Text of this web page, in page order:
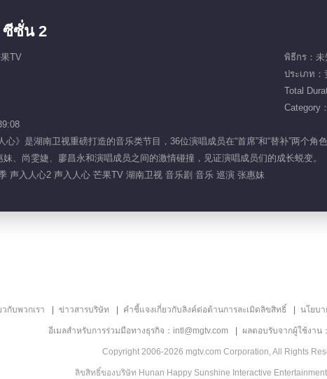
ซีซั่น 2
TV
พิธีกร：未
ประเภท：
Total
Category
》是湖南卫视重磅打造的音乐类节目，36位演唱成员在“首席”和“替补”两个
、尚雯婕、廖昌永和演唱成员之间的激情碰撞，见证演唱成员们的成长蜕变。
声入人心2 声入人心 芒果TV 湖南卫视 音乐剧 音乐 巡演 张惠妹
วกับพวกเรา ข่าวสารบริษัท คำชี้แจงเกี่ยวกับลิงค์ต่อต้านการละเมิดลิขสิทธิ์ นโยบ
อีเมลสำหรับการร่วมมือทางธุรกิจ：intl@mgtv.com ผลตอบรับจากผู้ใช้งาน
Copyright 2006-2026 mgtv.com Corporation, All Rights
ลิขสิทธิ์ของบริษัท Hunan Happy Sunshine Interactive